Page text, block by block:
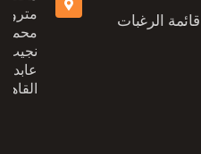
قائمة الرغبات
مترو
محمد
نجيب،